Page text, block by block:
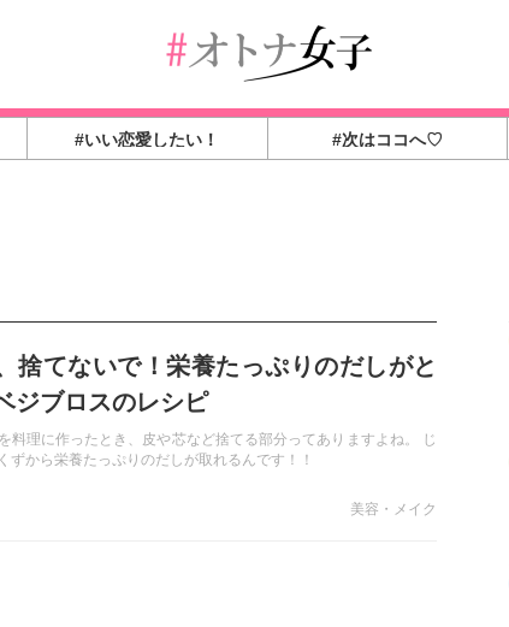
#いい恋愛したい！ #次はココへ♡
捨てないで！栄養たっぷりのだしがと
ジブロスのレシピ
料理に作ったとき、皮や芯など捨てる部分ってありますよね。 じ
ずから栄養たっぷりのだしが取れるんです！！
美容・メイク